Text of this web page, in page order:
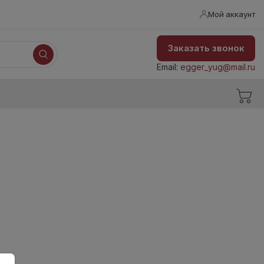
Мой аккаунт
Заказать звонок
Email: egger_yug@mail.ru